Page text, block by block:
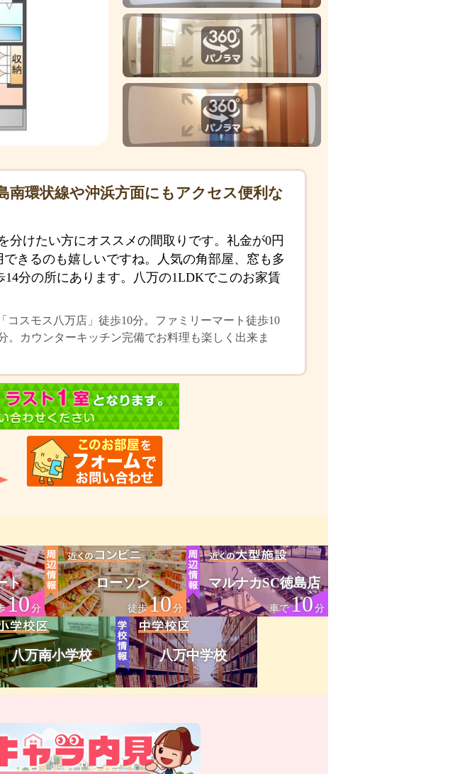
南環状線や沖浜方面にもアクセス便利な
分けたい方にオススメの間取りです。礼金が0円
きるのも嬉しいですね。人気の角部屋、窓も多
分の所にあります。八万の1LDKでこのお家賃
スモス八万店」徒歩10分。ファミリーマート徒歩10
。カウンターキッチン完備でお料理も楽しく出来ま
ト
10分
ローソン
徒歩10分
マルナカSC徳島店
車で10分
八万南小学校 八万中学校